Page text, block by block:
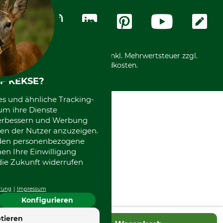
Zahlungsarten
Messetermine
Community
International
*Alle Preise in Euro und inkl. Mehrwertsteuer zzgl.
Versandkosten.
KEKSE?
und ähnliche Tracking-
ihre Dienste
und Werbung
der Nutzer anzuzeigen.
personenbezogene
Ihre Einwilligung
Zukunft widerrufen
Impressum
Konfigurieren